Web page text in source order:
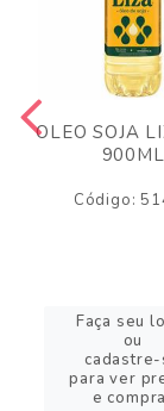
OLEO SOJA
900ML
Código:
Faça seu
ou
cadastre-
para ver
e